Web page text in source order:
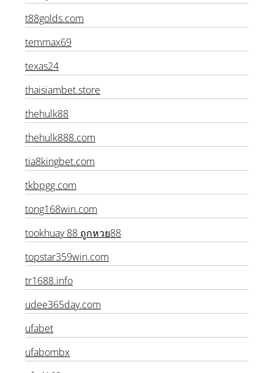
sunny9999club.net
t88golds.com
temmax69
texas24
thaisiambet.store
thehulk88
thehulk888.com
tia8kingbet.com
tkbpgg.com
tong168win.com
tookhuay 88 ถูกหวย88
topstar359win.com
tr1688.info
udee365day.com
ufabet
ufabombx